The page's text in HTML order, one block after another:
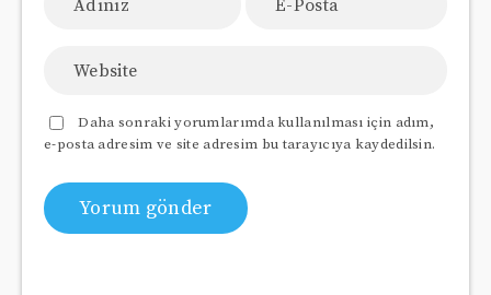
Daha sonraki yorumlarımda kullanılması için adım,
e-posta adresim ve site adresim bu tarayıcıya kaydedilsin.